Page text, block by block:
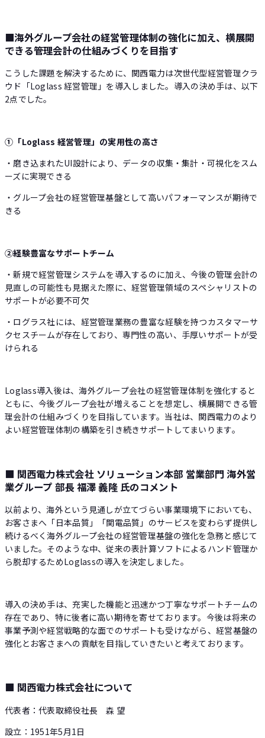
■海外グループ会社の経営管理体制の強化に加え、横展開
できる管理会計の仕組みづくりを目指す
こうした課題を解決するために、関西電力は次世代型経営管理クラ
ウド「Loglass 経営管理」を導入しました。導入の決め手は、以下
2点でした。
①「Loglass 経営管理」の実用性の高さ
・磨き込まれたUI設計により、データの収集・集計・可視化をスム
ーズに実現できる
・グループ会社の経営管理基盤として高いパフォーマンスが期待で
きる
②経験豊富なサポートチーム
・新規で経営管理システムを導入するのに加え、今後の管理会計の
見直しの可能性も見据えた際に、経営管理領域のスペシャリストの
サポートが必要不可欠
・ログラス社には、経営管理業務の豊富な経験を持つカスタマーサ
クセスチームが存在しており、専門性の高い、手厚いサポートが受
けられる
Loglass導入後は、海外グループ会社の経営管理体制を強化すると
ともに、今後グループ会社が増えることを想定し、横展開できる管
理会計の仕組みづくりを目指しています。当社は、関西電力のより
よい経営管理体制の構築を引き続きサポートしてまいります。
■ 関西電力株式会社 ソリューション本部 営業部門 海外営
業グループ 部長 福澤 義隆 氏のコメント
以前より、海外という見通しが立てづらい事業環境下においても、
お客さまへ「日本品質」「関電品質」のサービスを変わらず提供し
続けるべく海外グループ会社の経営管理基盤の強化を急務と感じて
いました。そのような中、従来の表計算ソフトによるハンド管理か
ら脱却するためLoglassの導入を決定しました。
導入の決め手は、充実した機能と迅速かつ丁寧なサポートチームの
存在であり、特に後者に高い期待を寄せております。今後は将来の
事業予測や経営戦略的な面でのサポートも受けながら、経営基盤の
強化とお客さまへの貢献を目指していきたいと考えております。
■ 関西電力株式会社について
代表者：代表取締役社長 森 望
設立：1951年5月1日